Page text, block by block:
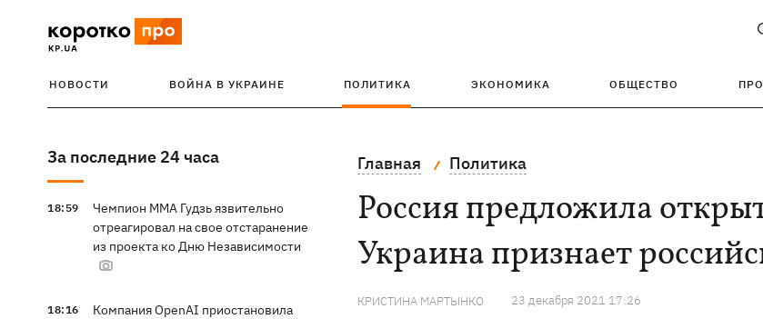
НОВОСТИ ВОЙНА В УКРАИНЕ ПОЛИТИКА ЭКОНОМИКА ОБЩЕСТВО
За последние 24 часа
18:59
Чемпион ММА Гудзь язвительно
отреагировал на свое отстаранение
из проекта ко Дню Независимости
18:16
Компания OpenAI приостановила
Главная Политика
Россия предложила
Украина признает
КРИСТИНА МАРТЫНКО 23 декабря 2021 17:26